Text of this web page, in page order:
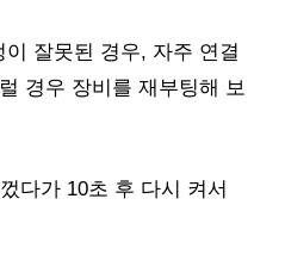
잘못된 경우, 자주 연결
경우 장비를 재부팅해 보
다가 10초 후 다시 켜서